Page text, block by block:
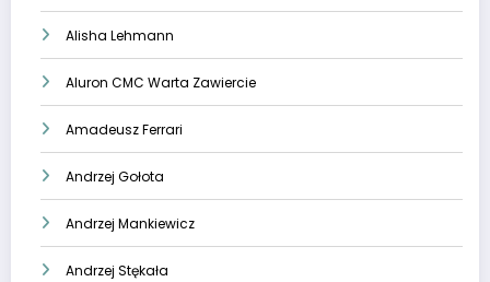
Alisha Lehmann
Aluron CMC Warta Zawiercie
Amadeusz Ferrari
Andrzej Gołota
Andrzej Mankiewicz
Andrzej Stękała